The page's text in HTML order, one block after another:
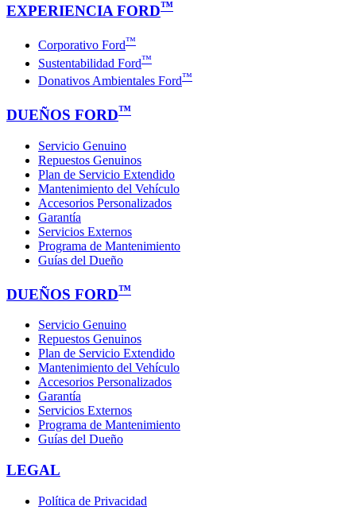
EXPERIENCIA FORD™
Corporativo Ford™
Sustentabilidad Ford™
Donativos Ambientales Ford™
DUEÑOS FORD™
Servicio Genuino
Repuestos Genuinos
Plan de Servicio Extendido
Mantenimiento del Vehículo
Accesorios Personalizados
Garantía
Servicios Externos
Programa de Mantenimiento
Guías del Dueño
DUEÑOS FORD™
Servicio Genuino
Repuestos Genuinos
Plan de Servicio Extendido
Mantenimiento del Vehículo
Accesorios Personalizados
Garantía
Servicios Externos
Programa de Mantenimiento
Guías del Dueño
LEGAL
Política de Privacidad